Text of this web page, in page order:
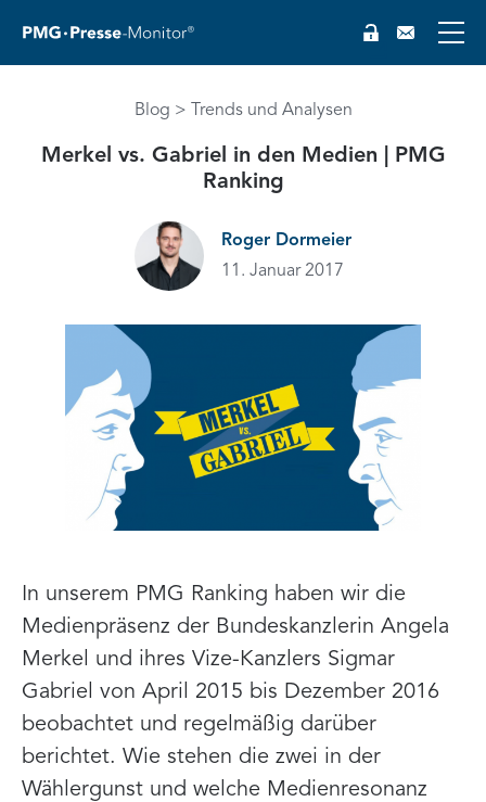
Blog Trends und Analysen
Merkel vs. Gabriel in den Medien | PMG
Ranking
Roger Dormeier
11. Januar 2017
In unserem PMG Ranking haben wir die
Medienpräsenz der Bundeskanzlerin Angela
Merkel und ihres Vize-Kanzlers Sigmar
Gabriel von April 2015 bis Dezember 2016
beobachtet und regelmäßig darüber
berichtet. Wie stehen die zwei in der
Wählergunst und welche Medienresonanz